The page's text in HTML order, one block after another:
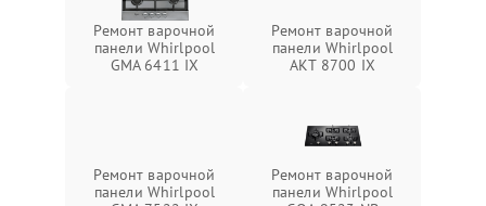
Ремонт варочной
панели Whirlpool
GMA 6411 IX
Ремонт варочной
панели Whirlpool
AKT 8700 IX
Ремонт варочной
панели Whirlpool
Ремонт варочной
панели Whirlpool